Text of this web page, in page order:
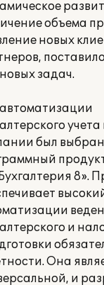
объема
новых
задач.
был выбран
8».
и
Она
и